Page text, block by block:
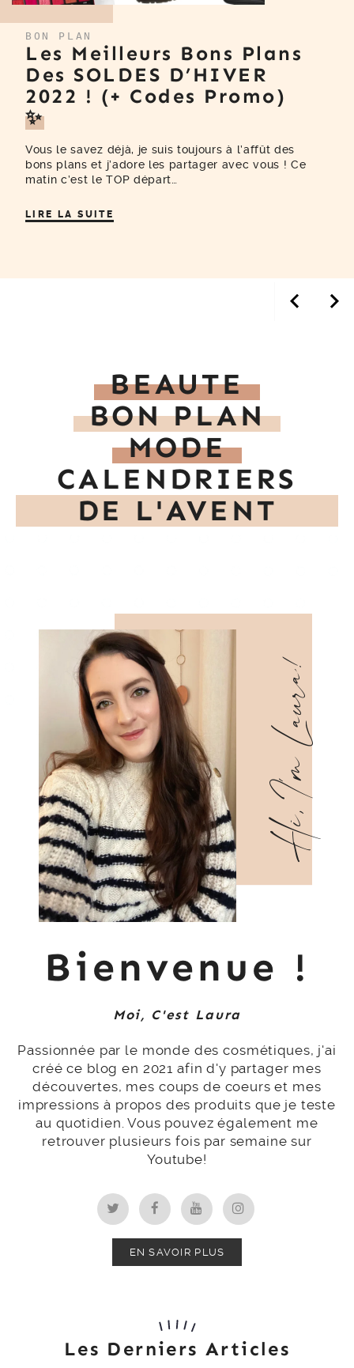
BON PLAN
Les Meilleurs Bons Plans
Des SOLDES D’HIVER
2022 ! (+ Codes Promo)
✨
Vous le savez déjà, je suis toujours à l’affût des
bons plans et j’adore les partager avec vous ! Ce
matin c’est le TOP départ…
LIRE LA SUITE
BEAUTE
BON PLAN
MODE
CALENDRIERS
DE L'AVENT
Hi, I'm Laura!
Bienvenue !
Moi, C'est Laura
Passionnée par le monde des cosmétiques, j'ai
créé ce blog en 2021 afin d'y partager mes
découvertes, mes coups de coeurs et mes
impressions à propos des produits que je teste
au quotidien. Vous pouvez également me
retrouver plusieurs fois par semaine sur
Youtube!
EN SAVOIR PLUS
Les Derniers Articles